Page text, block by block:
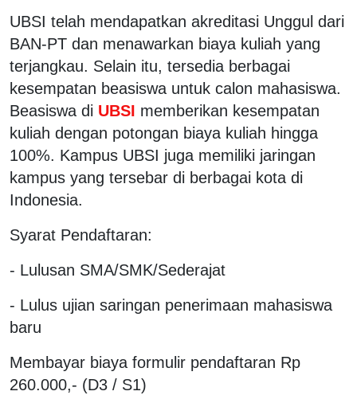
UBSI telah mendapatkan akreditasi Unggul dari
BAN-PT dan menawarkan biaya kuliah yang
terjangkau. Selain itu, tersedia berbagai
kesempatan beasiswa untuk calon mahasiswa.
Beasiswa di UBSI memberikan kesempatan
kuliah dengan potongan biaya kuliah hingga
100%. Kampus UBSI juga memiliki jaringan
kampus yang tersebar di berbagai kota di
Indonesia.
Syarat Pendaftaran:
- Lulusan SMA/SMK/Sederajat
- Lulus ujian saringan penerimaan mahasiswa
baru
Membayar biaya formulir pendaftaran Rp
260.000,- (D3 / S1)